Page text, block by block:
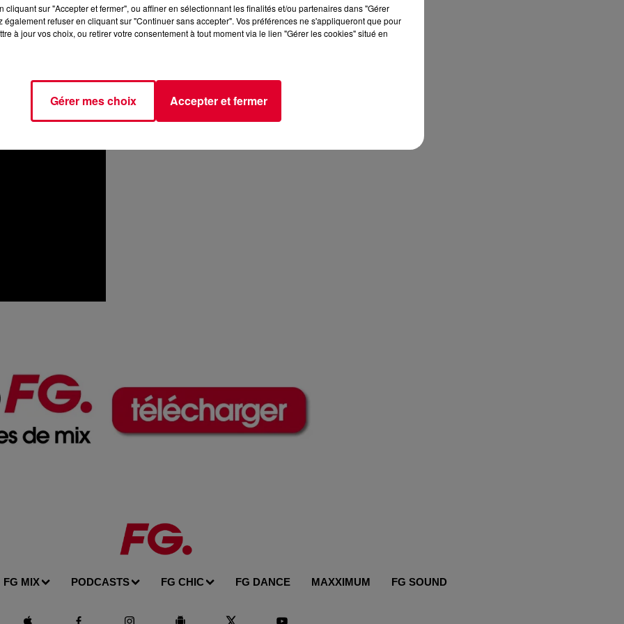
partie de Kygo lors de son show au Zénith de Paris en
de
efficace.
FG MIX PODCASTS FG CHIC FG DANCE MAXXIMUM FG SOUND
cliquant sur "Accepter et fermer", ou affiner en sélectionnant les finalités et/ou partenaires dans "Gérer
également refuser en cliquant sur "Continuer sans accepter". Vos préférences ne s'appliqueront que pour
à jour vos choix, ou retirer votre consentement à tout moment via le lien "Gérer les cookies" situé en
Gérer mes choix Accepter et fermer